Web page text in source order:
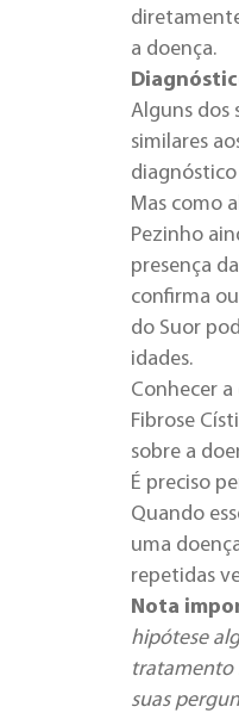
a doença.
Alguns dos
similares
Mas como
Pezinho
presença
confirma
do Suor
idades.
Conhecer
Fibrose
sobre a
É preciso
Quando
uma
repetidas
Nota
hipótese
tratamento
suas